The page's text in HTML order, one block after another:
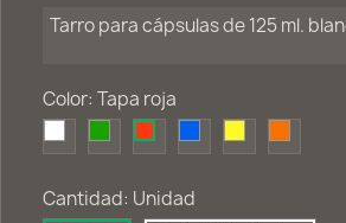
Tarro para cápsulas de 125 ml.
Color: Tapa roja
blancaverderoja
azul amarillanaranja
Cantidad: Unidad